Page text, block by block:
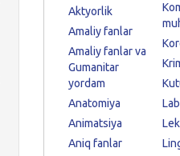
Aktyorlik
Amaliy fanlar
Amaliy fanlar va
Gumanitar
yordam
Anatomiya
Animatsiya
Aniq fanlar